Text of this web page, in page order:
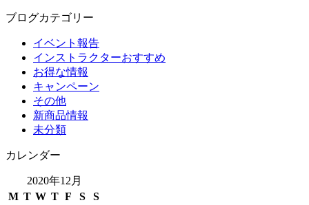
ブログカテゴリー
イベント報告
インストラクターおすすめ
お得な情報
キャンペーン
その他
新商品情報
未分類
カレンダー
2020年12月
M T W T F S
S